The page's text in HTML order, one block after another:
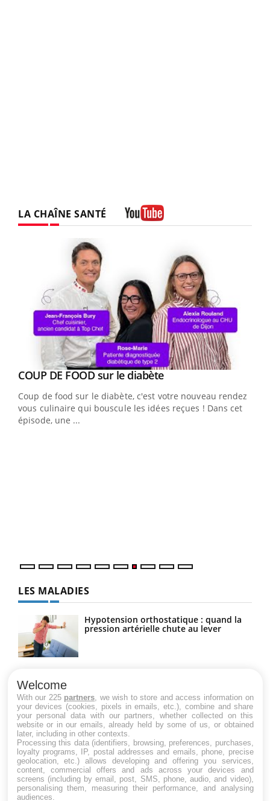
LA CHAÎNE SANTÉ
Youtube
COUP DE FOOD sur le diabèteYoutube
Coup de food sur le diabète, c'est votre nouveau rendez-
vous culinaire qui bouscule les idées reçues ! Dans cet
épisode, une ...
LES MALADIES
Hypotension orthostatique : quand la
pression artérielle chute au lever
Maladie de Charcot (Sclérose latérale
amyotrophique)
Welcome
With our 225 partners , we wish to store and access information on
your devices (cookies, pixels in emails, etc.), combine and share
your personal data with our partners, whether collected on this
website or in our emails, already held by some of us, or obtained
later, including in other contexts.
Processing this data (identifiers, browsing, preferences, purchases,
loyalty programs, IP, postal addresses and emails, phone, precise
geolocation, etc.) allows developing and offering you services,
content, commercial offers and ads across your devices and
screens (including by email, post, SMS, phone, audio, and video),
personalising them, measuring their performance, and analysing
audiences.